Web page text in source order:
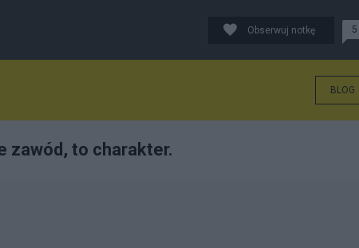
Obserwuj notkę 5
BLOG
zawód, to charakter.